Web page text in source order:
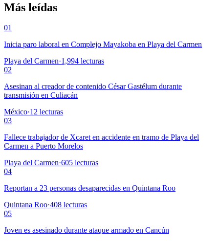
Más leídas
01
Inicia paro laboral en Complejo Mayakoba en Playa del Carmen
Playa del Carmen·1,994 lecturas
02
Asesinan al creador de contenido César Gastélum durante
transmisión en Culiacán
México·12 lecturas
03
Fallece trabajador de Xcaret en accidente en tramo de Playa del
Carmen a Puerto Morelos
Playa del Carmen·605 lecturas
04
Reportan a 23 personas desaparecidas en Quintana Roo
Quintana Roo·408 lecturas
05
Joven es asesinado durante ataque armado en Cancún